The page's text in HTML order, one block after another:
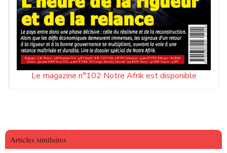
Le magazine n°102 Notre Afrik est disponible
Articles similaires